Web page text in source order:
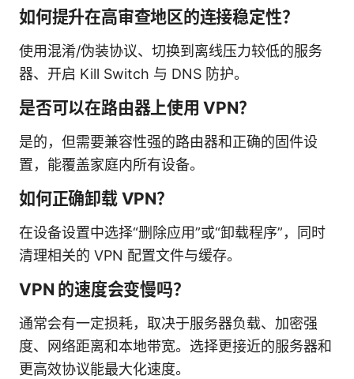
如何提升在高审查地区的连接稳定性？
使用混淆/伪装协议、切换到离线压力较低的服务
器、开启 Kill Switch 与 DNS 防护。
是否可以在路由器上使用 VPN？
是的，但需要兼容性强的路由器和正确的固件设
置，能覆盖家庭内所有设备。
如何正确卸载 VPN？
在设备设置中选择“删除应用”或“卸载程序”，同时
清理相关的 VPN 配置文件与缓存。
VPN 的速度会变慢吗？
通常会有一定损耗，取决于服务器负载、加密强
度、网络距离和本地带宽。选择更接近的服务器和
更高效协议能最大化速度。